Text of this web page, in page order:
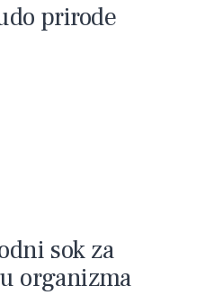
prirode
sok za
organizma